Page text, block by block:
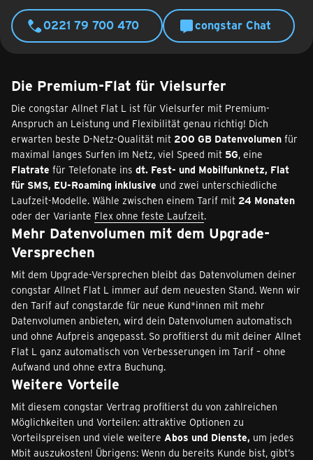
0221 79 700 470 congstar Chat
Die Premium-Flat für Vielsurfer
Die congstar Allnet Flat L ist für Vielsurfer mit Premium-
Anspruch an Leistung und Flexibilität genau richtig! Dich
erwarten beste D-Netz-Qualität mit 200 GB Datenvolumen für
maximal langes Surfen im Netz, viel Speed mit 5G, eine
Flatrate für Telefonate ins dt. Fest- und Mobilfunknetz, Flat
für SMS, EU-Roaming inklusive und zwei unterschiedliche
Laufzeit-Modelle. Wähle zwischen einem Tarif mit 24 Monaten
oder der Variante Flex ohne feste Laufzeit.
Mehr Datenvolumen mit dem Upgrade-
Versprechen
Mit dem Upgrade-Versprechen bleibt das Datenvolumen deiner
congstar Allnet Flat L immer auf dem neuesten Stand. Wenn wir
den Tarif auf congstar.de für neue Kund*innen mit mehr
Datenvolumen anbieten, wird dein Datenvolumen automatisch
und ohne Aufpreis angepasst. So profitierst du mit deiner Allnet
Flat L ganz automatisch von Verbesserungen im Tarif – ohne
Aufwand und ohne extra Buchung.
Weitere Vorteile
Mit diesem congstar Vertrag profitierst du von zahlreichen
Möglichkeiten und Vorteilen: attraktive Optionen zu
Vorteilspreisen und viele weitere Abos und Dienste, um jedes
Mbit auszukosten! Übrigens: Wenn du bereits Kunde bist, gibt’s